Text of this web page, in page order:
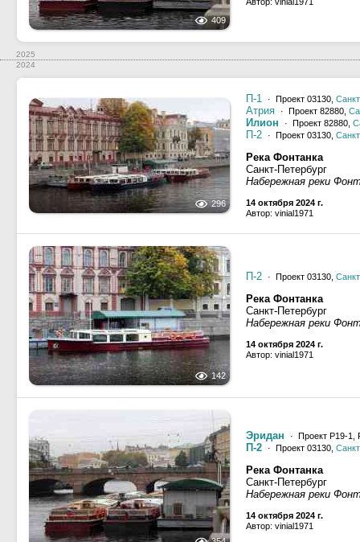
409
2025
2024
296
П-1 · Проект 03130,
Атрия · Проект 82880,
Илион · Проект 82880,
П-2 · Проект 03130,
Река Фонтанка
Санкт-Петербург
Набережная реки
14 октября 2024 г.
Автор: vinial1971
142
П-2 · Проект 03130,
Река Фонтанка
Санкт-Петербург
Набережная реки
14 октября 2024 г.
Автор: vinial1971
Эридан · Проект Р19-1,
П-2 · Проект 03130,
Река Фонтанка
Санкт-Петербург
Набережная реки
14 октября 2024 г.
Автор: vinial1971